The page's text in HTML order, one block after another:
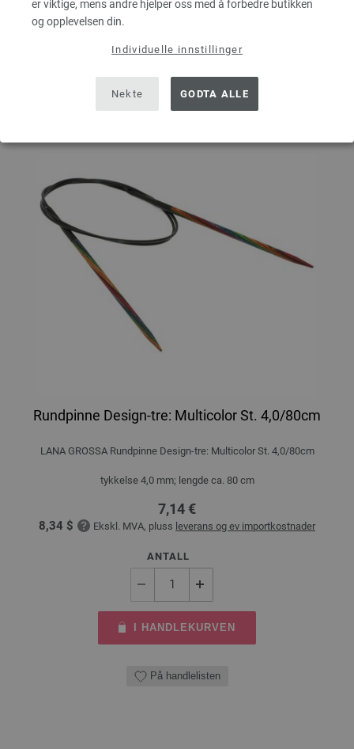
er viktige, mens andre hjelper oss med å forbedre butikken
og opplevelsen din.
Individuelle innstillinger
Nekte GODTA ALLE
På handlelisten
Rundpinne Design-tre: Multicolor St. 4,0/80cm
LANA GROSSA Rundpinne Design-tre: Multicolor St. 4,0/80cm
tykkelse 4,0 mm; lengde ca. 80 cm
7,14 €
8,34 $ Ekskl. MVA, pluss leverans og ev importkostnader
ANTALL
I HANDLEKURVEN
På handlelisten